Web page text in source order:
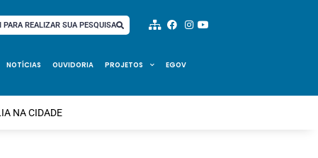
PARA REALIZAR SUA PESQUISA
NOTÍCIAS OUVIDORIA PROJETOS EGOV
NA CIDADE